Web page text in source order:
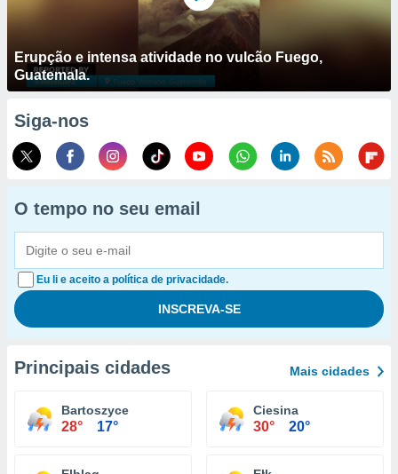
Erupção e intensa atividade no vulcão Fuego,
Guatemala.
Siga-nos
O tempo no seu email
Eu li e aceito a política de privacidade.
Principais cidades Mais cidades
Bartoszyce
28° 17°
Ciesina
30° 20°